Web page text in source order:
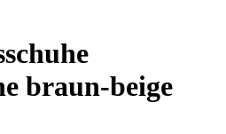
braun-beige